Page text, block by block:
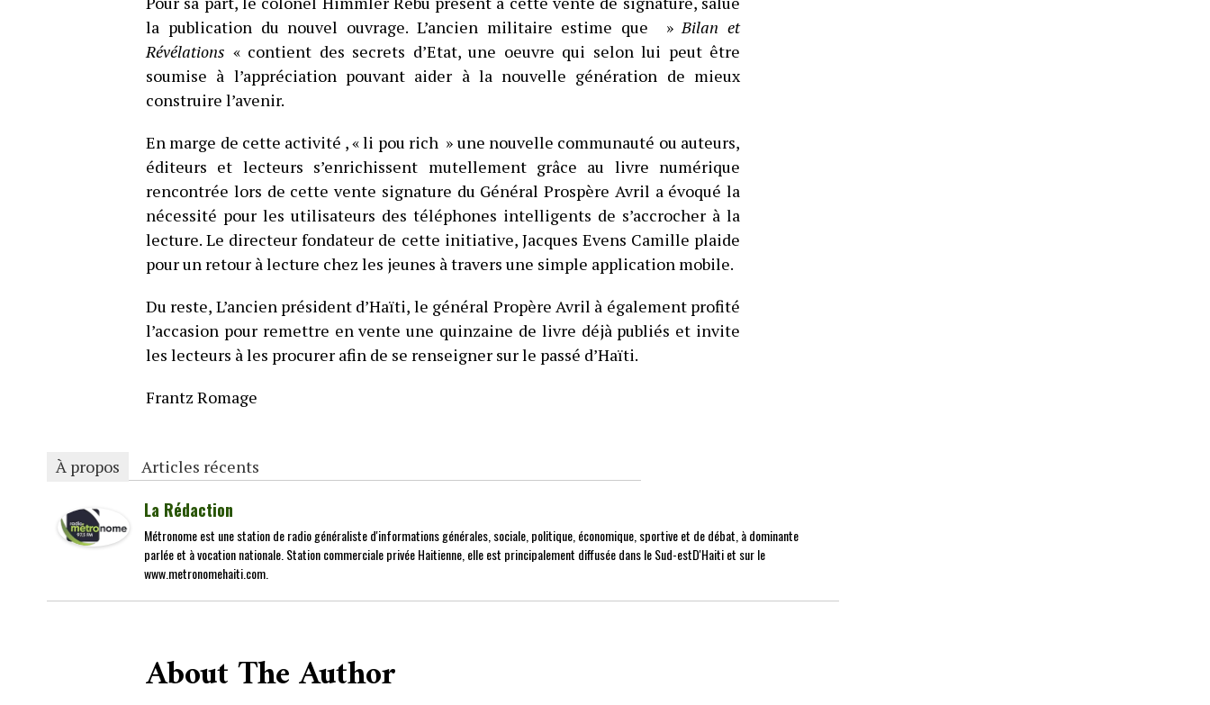
la publication du nouvel ouvrage. L’ancien militaire estime que »Bilan et
Révélations « contient des secrets d’Etat, une oeuvre qui selon lui peut être
soumise à l’appréciation pouvant aider à la nouvelle génération de mieux
construire l’avenir.
En marge de cette activité , « li pou rich » une nouvelle communauté ou auteurs,
éditeurs et lecteurs s’enrichissent mutellement grâce au livre numérique
rencontrée lors de cette vente signature du Général Prospère Avril a évoqué la
nécessité pour les utilisateurs des téléphones intelligents de s’accrocher à la
lecture. Le directeur fondateur de cette initiative, Jacques Evens Camille plaide
pour un retour à lecture chez les jeunes à travers une simple application mobile.
Du reste, L’ancien président d’Haïti, le général Propère Avril à également profité
l’accasion pour remettre en vente une quinzaine de livre déjà publiés et invite
les lecteurs à les procurer afin de se renseigner sur le passé d’Haïti.
Frantz Romage
À propos Articles récents
La Rédaction
Métronome est une station de radio généraliste d'informations générales, sociale, politique, économique, sportive et de débat, à dominante
parlée et à vocation nationale. Station commerciale privée Haitienne, elle est principalement diffusée dans le Sud-estD'Haiti et sur le
www.metronomehaiti.com.
About The Author